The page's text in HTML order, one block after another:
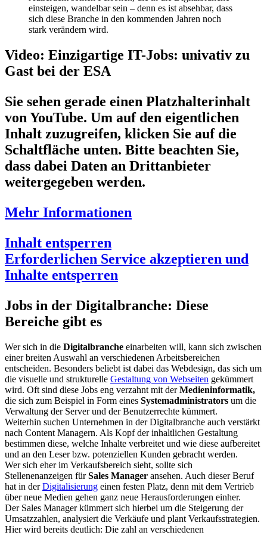
einsteigen, wandelbar sein – denn es ist absehbar, dass
sich diese Branche in den kommenden Jahren noch
stark verändern wird.
Video: Einzigartige IT-Jobs: univativ zu
Gast bei der ESA
Sie sehen gerade einen Platzhalterinhalt
vonYouTube. Um auf den eigentlichen
Inhalt zuzugreifen, klicken Sie auf die
Schaltfläche unten. Bitte beachten Sie,
dass dabei Daten an Drittanbieter
weitergegeben werden.
Mehr Informationen
Inhalt entsperren
Erforderlichen Service akzeptieren und
Inhalte entsperren
Jobs in der Digitalbranche: Diese
Bereiche gibt es
Wer sich in die Digitalbranche einarbeiten will, kann sich zwischen
einer breiten Auswahl an verschiedenen Arbeitsbereichen
entscheiden. Besonders beliebt ist dabei das Webdesign, das sich um
die visuelle und strukturelle Gestaltung von Webseiten gekümmert
wird. Oft sind diese Jobs eng verzahnt mit derMedieninformatik,
die sich zum Beispiel in Form eines Systemadministrators um die
Verwaltung der Server und derBenutzerrechte kümmert.
Weiterhin suchen Unternehmen in derDigitalbranche auch verstärkt
nach Content Managern. Als Kopf der inhaltlichen Gestaltung
bestimmen diese, welche Inhalte verbreitet und wie diese aufbereitet
und an den Leserbzw. potenziellen Kunden gebracht werden.
Wer sich eher im Verkaufsbereich sieht, sollte sich
Stellenenanzeigen fürSales Manager ansehen. Auch dieser Beruf
hat in derDigitalisierung einen festen Platz, denn mit dem Vertrieb
über neue Medien gehen ganz neue Herausforderungen einher.
Der Sales Manager kümmert sich hierbei um die Steigerung der
Umsatzzahlen, analysiert die Verkäufe und plant Verkaufsstrategien.
Hier wird bereits deutlich: Die zahl an verschiedenen